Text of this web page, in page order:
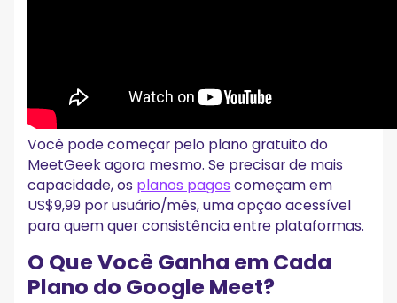
Você pode começar pelo plano gratuito do
MeetGeek agora mesmo. Se precisar de mais
capacidade, os planos pagos começam em
US$9,99 por usuário/mês, uma opção acessível
para quem quer consistência entre plataformas.
O Que Você Ganha em Cada
Plano do Google Meet?